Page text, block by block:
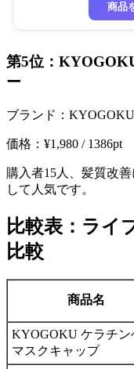
商品
第5位：
ー
ブランド：
価格：¥1,980 / 1386pt
購入者15人、髪質改
して人気です。
比較表：ライ
比較
商品名
KYOGOKU ケラチン
マスクキャップ